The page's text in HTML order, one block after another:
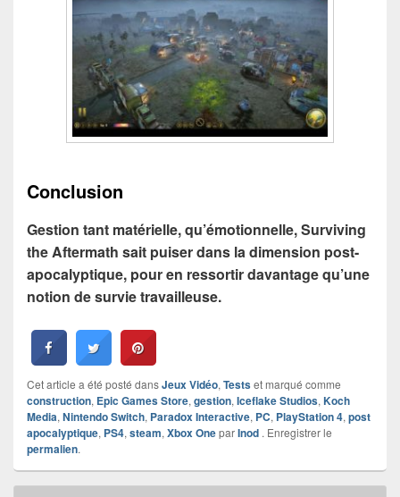
Conclusion
Gestion tant matérielle, qu’émotionnelle, Surviving
the Aftermath sait puiser dans la dimension post-
apocalyptique, pour en ressortir davantage qu’une
notion de survie travailleuse.
Cet article a été posté dansJeux Vidéo, Testset marqué comme
construction, Epic Games Store, gestion, Iceflake Studios, Koch
Media, Nintendo Switch, Paradox Interactive, PC, PlayStation 4, post
apocalyptique, PS4, steam, Xbox OneparInod . Enregistrer le
permalien.